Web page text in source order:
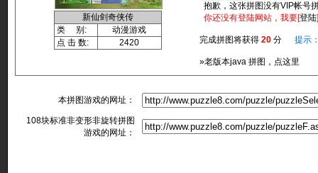
新仙剑奇侠传
类 别:
动漫游戏
点 击 数:
2420
抱歉，这张拼图没有VIP帐号
你还没有登陆网站，我要[登陆
完成拼图将获得 20 分 提示
»老版本java 拼图，点这里
本拼图游戏的网址：
108块标准非变形非旋转拼图
游戏的网址：